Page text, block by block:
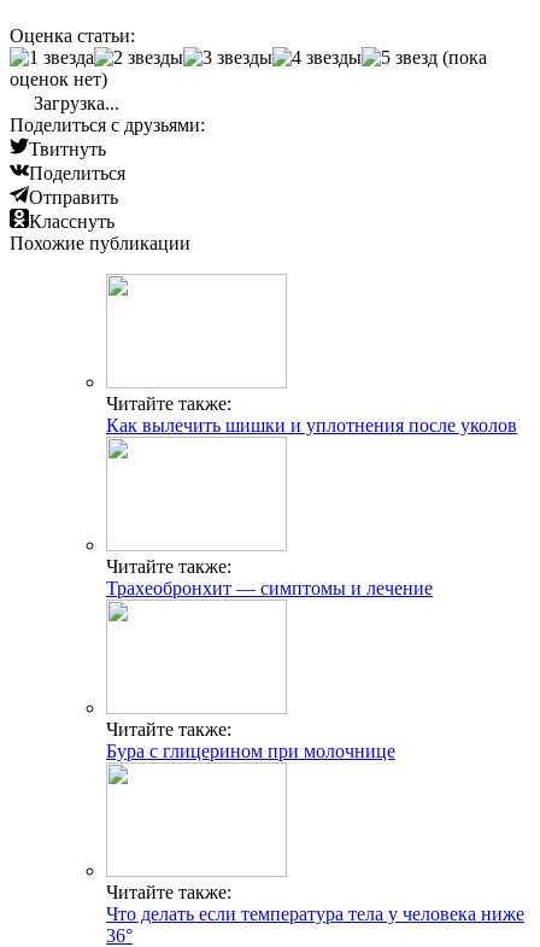
Оценка статьи:
(пока
оценок нет)
Загрузка...
Поделиться с друзьями:
Твитнуть
Поделиться
Отправить
Класснуть
Похожие публикации
Читайте также:
Как вылечить шишки и уплотнения после уколов
Читайте также:
Трахеобронхит — симптомы и лечение
Читайте также:
Бура с глицерином при молочнице
Читайте также:
Что делать если температура тела у человека ниже
36°